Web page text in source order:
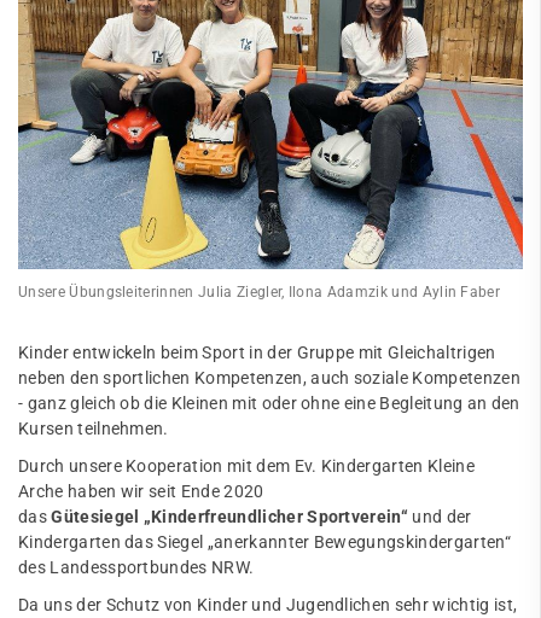
Unsere Übungsleiterinnen Julia Ziegler, Ilona Adamzik und Aylin Faber
Kinder entwickeln beim Sport in der Gruppe mit Gleichaltrigen
neben den sportlichen Kompetenzen, auch soziale Kompetenzen
- ganz gleich ob die Kleinen mit oder ohne eine Begleitung an den
Kursen teilnehmen.
Durch unsere Kooperation mit dem Ev. Kindergarten Kleine
Arche haben wir seit Ende 2020
dasGütesiegel „Kinderfreundlicher Sportverein“ und der
Kindergarten das Siegel „anerkannter Bewegungskindergarten“
des Landessportbundes NRW.
Da uns der Schutz von Kinder und Jugendlichen sehr wichtig ist,